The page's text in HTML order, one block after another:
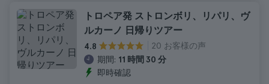
トロペア発 ストロンボリ、リパリ、ヴ
ルカーノ 日帰りツアー
4.8
20 お客様の声
期間: 11 時間 30 分
即時確認